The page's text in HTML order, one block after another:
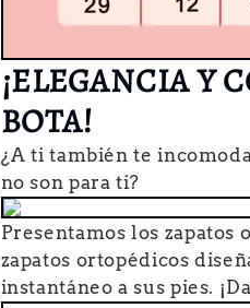
¡ELEGANCIA Y
BOTA!
¿A ti también te
no son para ti?
Presentamos los zapatos
zapatos ortopédicos
instantáneo a sus pies.